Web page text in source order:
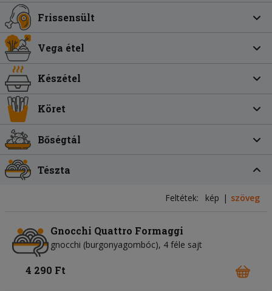
Frissensült
Vega étel
Készétel
Köret
Bőségtál
Tészta
Feltétek: kép szöveg
Gnocchi Quattro Formaggi
gnocchi (burgonyagombóc) 4 féle sajt
4 290 Ft